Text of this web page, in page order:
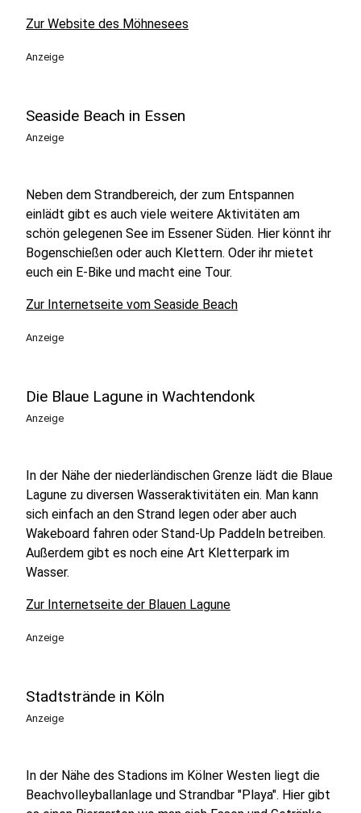
Zur Website des Möhnesees
Anzeige
Seaside Beach in Essen
Anzeige
Neben dem Strandbereich, der zum Entspannen
einlädt gibt es auch viele weitere Aktivitäten am
schön gelegenen See im Essener Süden. Hier könnt ihr
Bogenschießen oder auch Klettern. Oder ihr mietet
euch ein E-Bike und macht eine Tour.
Zur Internetseite vom Seaside Beach
Anzeige
Die Blaue Lagune in Wachtendonk
Anzeige
In der Nähe der niederländischen Grenze lädt die Blaue
Lagune zu diversen Wasseraktivitäten ein. Man kann
sich einfach an den Strand legen oder aber auch
Wakeboard fahren oder Stand-Up Paddeln betreiben.
Außerdem gibt es noch eine Art Kletterpark im
Wasser.
Zur Internetseite der Blauen Lagune
Anzeige
Stadtstrände in Köln
Anzeige
In der Nähe des Stadions im Kölner Westen liegt die
Beachvolleyballanlage und Strandbar "Playa". Hier gibt